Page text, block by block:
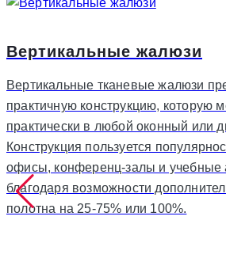
Вертикальные жалюзи
Вертикальные тканевые жалюзи
практичную конструкцию, которую
практически в любой оконный или
Конструкция пользуется
офисы, конференц-залы и учебные
благодаря возможности
полотна на 25-75% или 100%.